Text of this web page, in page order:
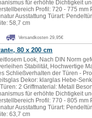
für erhöhte Dichtigkeit
Profil: 720 - 775 mm
Ausstattung Türart:
58,7 cm
Versandkosten 29,95€
80 x 200 cm
Look, Nach DIN Norm
Stabilität, Hochwertige
Schließverhalten der Türen -
Dekor: klarglas Hebe-
2 Griffmaterial: Metall
für erhöhte Dichtigkeit
Profil: 770 - 805 mm
Ausstattung Türart:
63,7 cm